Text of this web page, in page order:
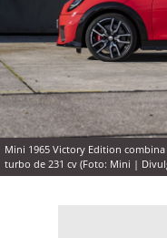
Mini 1965 Victory Edition
turbo de 231 cv (Foto: Mini |